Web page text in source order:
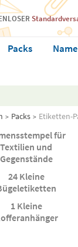
Packs
Packs Etiketten-
für
Textilien und
Gegenstände
24 Kleine
1 Kleine